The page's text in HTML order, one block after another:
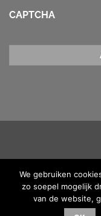
CAPTCHA
Copyright 2026
Made with ♥ by
We gebruiken
zo soepel mogelijk
van de website,